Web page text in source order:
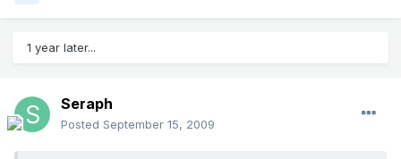
1 year later...
Seraph
Posted September 15, 2009